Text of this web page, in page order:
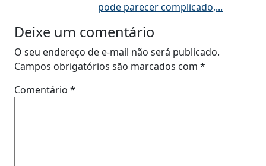
pode parecer complicado,...
Deixe um comentário
O seu endereço de e-mail não será publicado.
Campos obrigatórios são marcados com *
Comentário *